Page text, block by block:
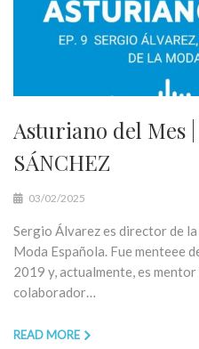
Asturiano del Mes |
SÁNCHEZ
03/02/2025
Sergio Álvarez es director de
Moda Española. Fue menteee
2019 y, actualmente, es
colaborador…
READ MORE